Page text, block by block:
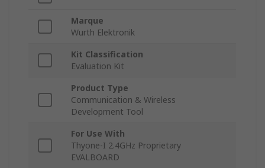
Marque
Wurth Elektronik
Kit Classification
Evaluation Kit
Product Type
Communication & Wireless
Development Tool
For Use With
Thyone-I 2.4GHz Proprietary
EVALBOARD